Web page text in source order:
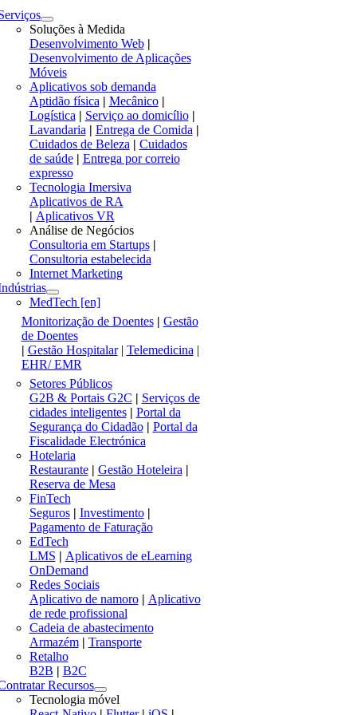
Soluções à Medida
Desenvolvimento Web|
Desenvolvimento de Aplicações
Móveis
Aplicativos sob demanda
Aptidão física| Mecânico|
Logística| Serviço ao domicílio|
Lavandaria | Entrega de Comida |
Cuidados de Beleza | Cuidados
de saúde | Entrega por correio
expresso
Tecnologia Imersiva
Aplicativos de RA
| Aplicativos VR
Análise de Negócios
Consultoria em Startups|
Consultoria estabelecida
Internet Marketing
MedTech [en]
Monitorização de Doentes | Gestão
de Doentes
| Gestão Hospitalar | Telemedicina|
EHR/ EMR
Setores Públicos
G2B & Portais G2C | Serviços de
cidades inteligentes| Portal da
Segurança do Cidadão| Portal da
Fiscalidade Electrónica
Hotelaria
Restaurante| Gestão Hoteleira|
Reserva de Mesa
FinTech
Seguros| Investimento|
Pagamento de Faturação
EdTech
LMS | Aplicativos de eLearning
OnDemand
Redes Sociais
Aplicativo de namoro| Aplicativo
de rede profissional
Cadeia de abastecimento
Armazém| Transporte
Retalho
B2B | B2C
Recursos
Tecnologia móvel